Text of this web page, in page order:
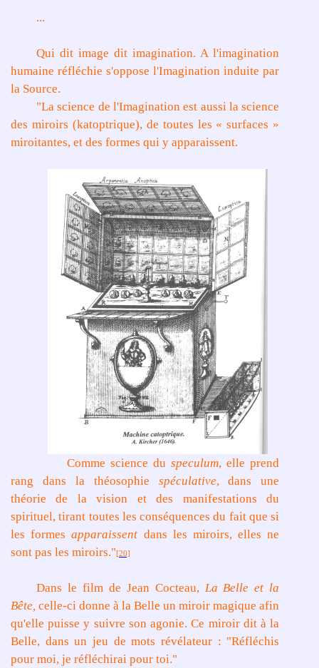
...
Qui dit image dit imagination. A l'imagination
humaine réfléchie s'oppose l'Imagination induite par
la Source.
"La science de l'Imagination est aussi la science
des miroirs (katoptrique), de toutes les « surfaces »
miroitantes, et des formes qui y apparaissent.
Comme science duspeculum, elle prend
rang dans la théosophie spéculative, dans une
théorie de la vision et des manifestations du
spirituel, tirant toutes les conséquences du fait que si
les formesapparaissent dans les miroirs, elles ne
sont pas les miroirs."[20]
Dans le film de Jean Cocteau, La Belle et la
Bête, celle-ci donne à la Belle un miroir magique afin
qu'elle puisse y suivre son agonie. Ce miroir dit à la
Belle, dans un jeu de mots révélateur : "Réfléchis
pour moi, je réfléchirai pour toi."